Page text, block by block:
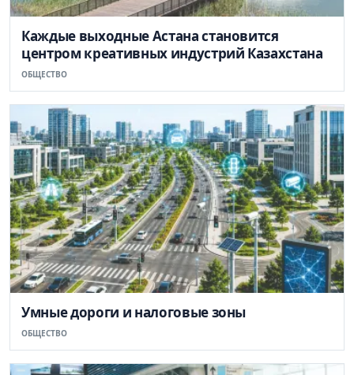
Каждые выходные Астана становится
центром креативных индустрий Казахстана
ОБЩЕСТВО
Умные дороги и налоговые зоны
ОБЩЕСТВО